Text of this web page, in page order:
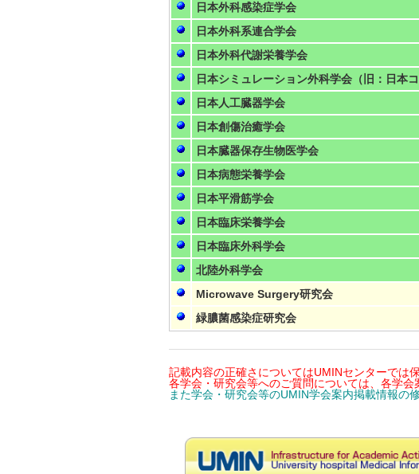
日本外科感染症学会
日本外科系連合学会
日本外科代謝栄養学会
日本シミュレーション外科学会（旧：日本
日本人工臓器学会
日本創傷治癒学会
日本臓器保存生物医学会
日本病態栄養学会
日本平滑筋学会
日本臨床栄養学会
日本臨床外科学会
北陸外科学会
Microwave Surgery研究会
緑膿菌感染症研究会
記載内容の正確さについてはUMINセンターでは
各学会・研究会等へのご質問については、各学会
また学会・研究会等のUMIN学会案内掲載情報の